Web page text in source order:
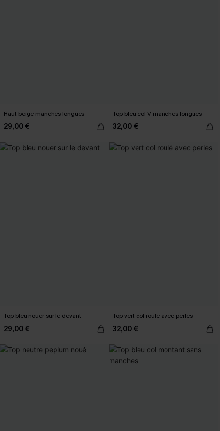
Haut beige manches longues
29,00 €
Top bleu col V manches longues
32,00 €
Top bleu nouer sur le devant
29,00 €
Top vert col roulé avec perles
32,00 €